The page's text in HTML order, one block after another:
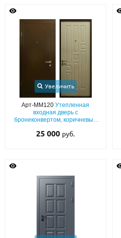
Увеличить
Арт-ММ120Утепленная
входная дверь с
бронеконвертом, коричневым
МДФ
25 000 руб.